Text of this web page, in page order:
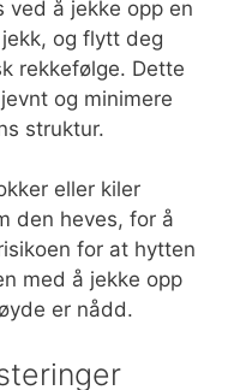
ved å jekke opp en
og flytt deg
rekkefølge. Dette
og minimere
struktur.
eller kiler
den heves, for å
for at hytten
med å jekke opp
er nådd.